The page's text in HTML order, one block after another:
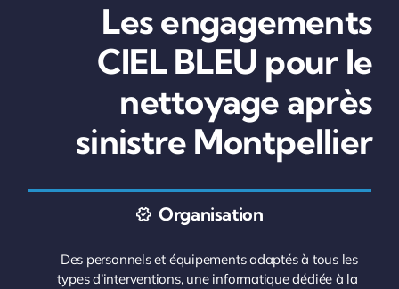
Les engagements
CIEL BLEU pour le
nettoyage après
sinistre Montpellier
Organisation
Des personnels et équipements adaptés à tous les
types d’interventions, une informatique dédiée à la